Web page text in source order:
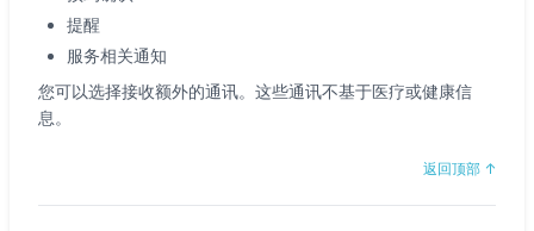
提醒
服务相关通知
您可以选择接收额外的通讯。这些通讯不基于医疗或健康信
息。
返回顶部 ↑